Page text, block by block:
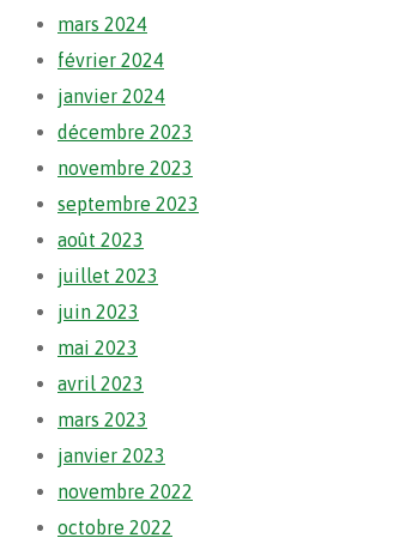
mars 2024
février 2024
janvier 2024
décembre 2023
novembre 2023
septembre 2023
août 2023
juillet 2023
juin 2023
mai 2023
avril 2023
mars 2023
janvier 2023
novembre 2022
octobre 2022